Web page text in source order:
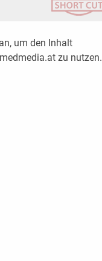
um den Inhalt
zu nutzen.